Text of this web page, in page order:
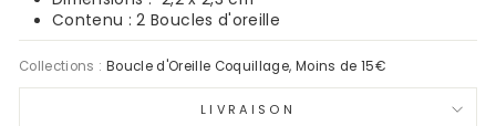
Contenu : 2 Boucles d'oreille
Collections : Boucle d'Oreille Coquillage, Moins de 15€
LIVRAISON